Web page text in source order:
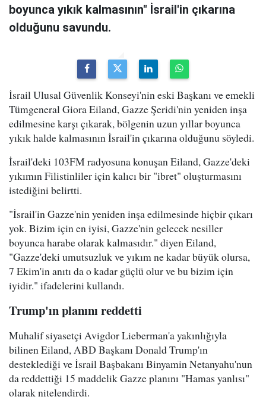
boyunca yıkık kalmasının" İsrail'in çıkarına
olduğunu savundu.
İsrail Ulusal Güvenlik Konseyi'nin eski Başkanı ve emekli
Tümgeneral Giora Eiland, Gazze Şeridi'nin yeniden inşa
edilmesine karşı çıkarak, bölgenin uzun yıllar boyunca
yıkık halde kalmasının İsrail'in çıkarına olduğunu söyledi.
İsrail'deki 103FM radyosuna konuşan Eiland, Gazze'deki
yıkımın Filistinliler için kalıcı bir "ibret" oluşturmasını
istediğini belirtti.
"İsrail'in Gazze'nin yeniden inşa edilmesinde hiçbir çıkarı
yok. Bizim için en iyisi, Gazze'nin gelecek nesiller
boyunca harabe olarak kalmasıdır." diyen Eiland,
"Gazze'deki umutsuzluk ve yıkım ne kadar büyük olursa,
7 Ekim'in anıtı da o kadar güçlü olur ve bu bizim için
iyidir." ifadelerini kullandı.
Trump'ın planını reddetti
Muhalif siyasetçi Avigdor Lieberman'a yakınlığıyla
bilinen Eiland, ABD Başkanı Donald Trump'ın
desteklediği ve İsrail Başbakanı Binyamin Netanyahu'nun
da reddettiği 15 maddelik Gazze planını "Hamas yanlısı"
olarak nitelendirdi.